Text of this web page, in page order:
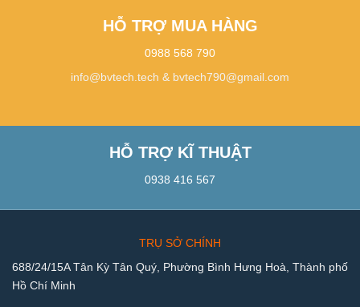
HỖ TRỢ MUA HÀNG
0988 568 790
info@bvtech.tech & bvtech790@gmail.com
HỖ TRỢ KĨ THUẬT
0938 416 567
TRỤ SỞ CHÍNH
688/24/15A Tân Kỳ Tân Quý, Phường Bình Hưng Hoà, Thành phố
Hồ Chí Minh